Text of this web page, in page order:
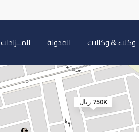
وكلاء & وكالات المدونة المــزادات
750K ريال